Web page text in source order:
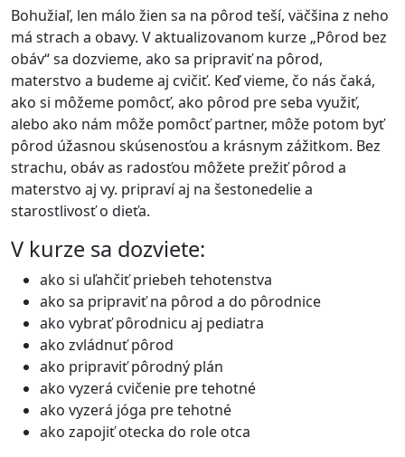
Bohužiaľ, len málo žien sa na pôrod teší, väčšina z neho
má strach a obavy. V aktualizovanom kurze „Pôrod bez
obáv“ sa dozvieme, ako sa pripraviť na pôrod,
materstvo a budeme aj cvičiť. Keď vieme, čo nás čaká,
ako si môžeme pomôcť, ako pôrod pre seba využiť,
alebo ako nám môže pomôcť partner, môže potom byť
pôrod úžasnou skúsenosťou a krásnym zážitkom. Bez
strachu, obáv as radosťou môžete prežiť pôrod a
materstvo aj vy. pripraví aj na šestonedelie a
starostlivosť o dieťa.
V kurze sa dozviete:
ako si uľahčiť priebeh tehotenstva
ako sa pripraviť na pôrod a do pôrodnice
ako vybrať pôrodnicu aj pediatra
ako zvládnuť pôrod
ako pripraviť pôrodný plán
ako vyzerá cvičenie pre tehotné
ako vyzerá jóga pre tehotné
ako zapojiť otecka do role otca